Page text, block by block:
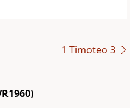
1 Timoteo 3